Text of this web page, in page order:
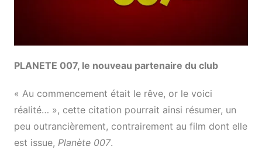
PLANETE 007, le nouveau partenaire du club
« Au commencement était le rêve, or le voici
réalité… », cette citation pourrait ainsi résumer, un
peu outrancièrement, contrairement au film dont elle
est issue, Planète 007.